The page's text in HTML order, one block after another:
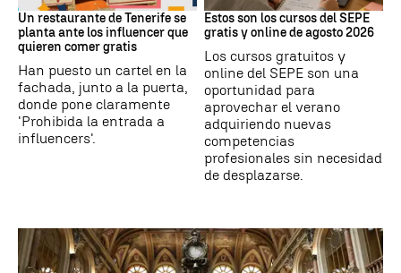
Un restaurante de Tenerife se
planta ante los influencer que
quieren comer gratis
Han puesto un cartel en la
fachada, junto a la puerta,
donde pone claramente
'Prohibida la entrada a
influencers'.
Estos son los cursos del SEPE
gratis y online de agosto 2026
Los cursos gratuitos y
online del SEPE son una
oportunidad para
aprovechar el verano
adquiriendo nuevas
competencias
profesionales sin necesidad
de desplazarse.